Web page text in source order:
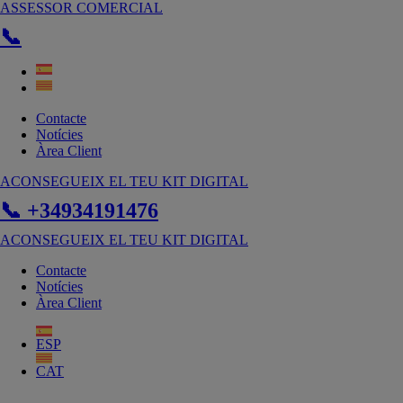
Vés
contingut
ASSESSOR COMERCIAL
📞
Contacte
Notícies
Àrea Client
ACONSEGUEIX EL TEU KIT DIGITAL
📞 +34934191476
ACONSEGUEIX EL TEU KIT DIGITAL
Contacte
Notícies
Àrea Client
ESP
CAT